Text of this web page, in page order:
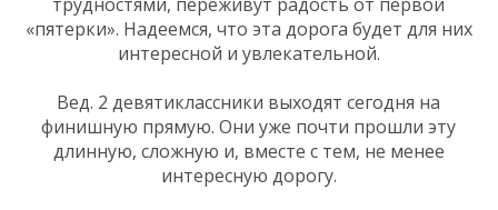
«пятерки». Надеемся, что эта дорога будет для них
интересной и увлекательной.
Вед. 2 девятиклассники выходят сегодня на
финишную прямую. Они уже почти прошли эту
длинную, сложную и, вместе с тем, не менее
интересную дорогу.